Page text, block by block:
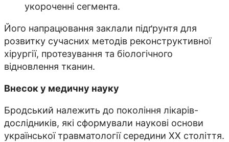
укороченні сегмента.
Його напрацювання заклали підґрунтя для
розвитку сучасних методів реконструктивної
хірургії, протезування та біологічного
відновлення тканин.
Внесок у медичну науку
Бродський належить до покоління лікарів-
дослідників, які сформували наукові основи
української травматології середини XX століття.